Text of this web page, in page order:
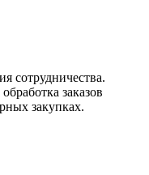
сотрудничества.
заказов
закупках.